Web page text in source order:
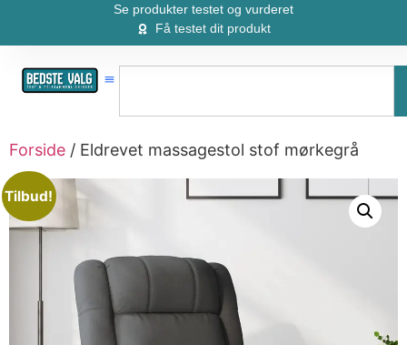
Se produkter testet og vurderet
Få testet dit produkt
Forside / Eldrevet massagestol stof mørkegrå
Tilbud!